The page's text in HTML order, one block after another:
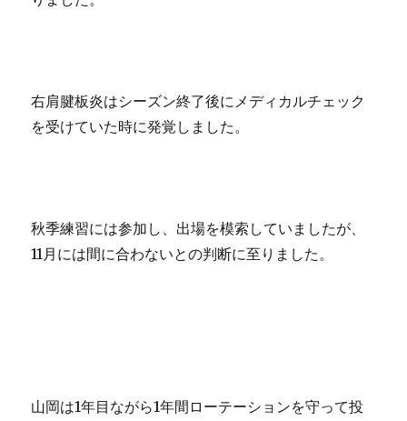
右肩腱板炎はシーズン終了後にメディカルチェック
を受けていた時に発覚しました。
秋季練習には参加し、出場を模索していましたが、
11月には間に合わないとの判断に至りました。
山岡は1年目ながら1年間ローテーションを守って投